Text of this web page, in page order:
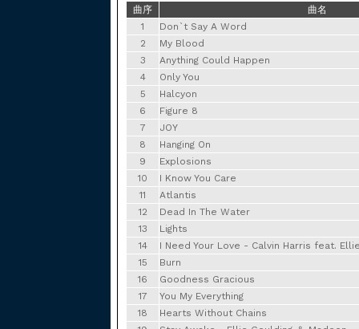
曲序
曲名
1
Don`t Say A Word
2
My Blood
3
Anything Could Happen
4
Only You
5
Halcyon
6
Figure 8
7
JOY
8
Hanging On
9
Explosions
10
I Know You Care
11
Atlantis
12
Dead In The Water
13
Lights
14
I Need Your Love - Calvin Harris feat.
15
Burn
16
Goodness Gracious
17
You My Everything
18
Hearts Without Chains